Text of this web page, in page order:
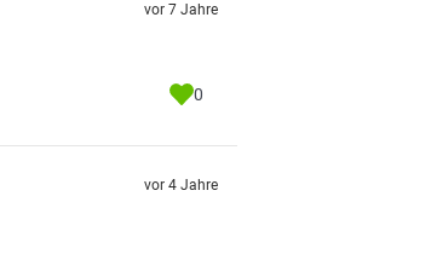
vor 7 Jahre
0
vor 4 Jahre